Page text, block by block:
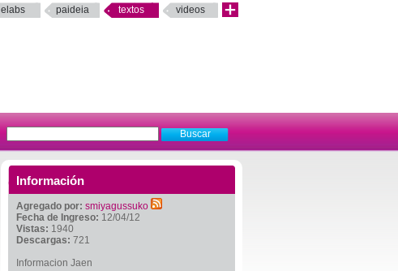
elabs paideia textos videos
Información
Agregado por: smiyagussuko
Fecha de Ingreso: 12/04/12
Vistas: 1940
Descargas: 721
Informacion Jaen